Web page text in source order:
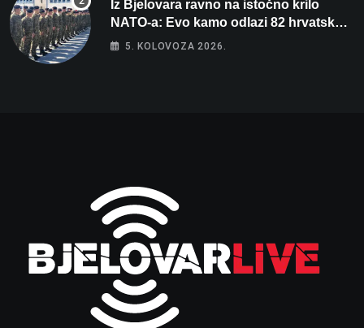
Iz Bjelovara ravno na istočno krilo
NATO-a: Evo kamo odlazi 82 hrvatska
vojnika i 6 vojnikinja
5. KOLOVOZA 2026.